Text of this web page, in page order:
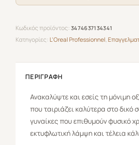
Κωδικός προϊόντος: 3474637134341
Κατηγορίες: L'Oreal Professionnel,
ΠΕΡΙΓΡΑΦΉ
Ανακαλύψτε και εσείς τη μόνιμη
που ταιριάζει καλύτερα στο δικό
γυναίκες που επιθυμούν φυσικό
εκτυφλωτική λάμψη και τέλεια